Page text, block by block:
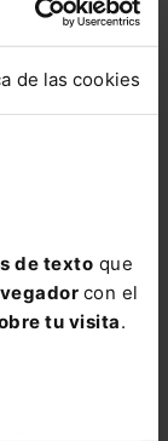
de las cookies
de texto que
con el
tu visita.
€
€
COMPRAR
obligatorio
tus